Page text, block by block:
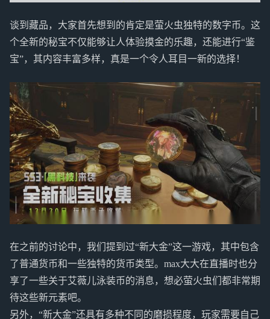
谈到藏品，大家首先想到的肯定是萤火虫独特的数字币。这
个全新的秘宝不仅能够让人体验摸金的乐趣，还能进行“鉴
宝”，其内容丰富多样，真是一个令人耳目一新的选择！
在之前的讨论中，我们提到过“新大金”这一游戏，其中包含
了普通货币和一些独特的货币类型。max大大在直播时也分
享了一些关于艾薇儿泳装币的消息，想必萤火虫们都非常期
待这些新元素吧。
另外，“新大金”还具有多种不同的磨损程度，玩家需要自己